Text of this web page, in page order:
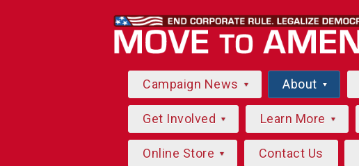
Campaign News About
Get Involved Learn More
Online Store Contact Us